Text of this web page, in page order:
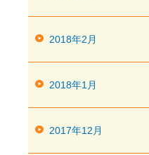
2018年2月
2018年1月
2017年12月